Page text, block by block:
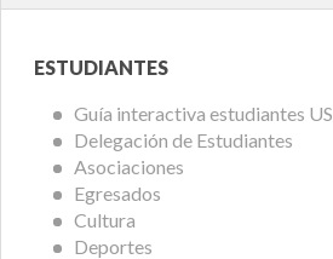
Menú
Alumnos
ESTUDIANTES
Guía interactiva estudiantes US
Delegación de Estudiantes
Asociaciones
Egresados
Cultura
Deportes